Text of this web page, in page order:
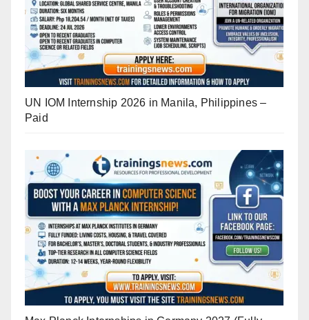
UN IOM Internship 2026 in Manila, Philippines –
Paid